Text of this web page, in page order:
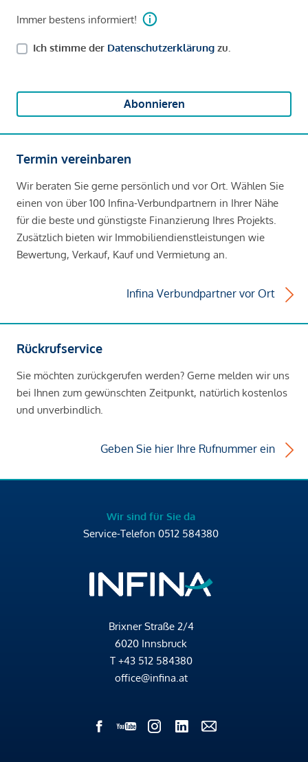
Immer bestens informiert!
Ich stimme der Datenschutzerklärung zu.
Abonnieren
Termin vereinbaren
Wir beraten Sie gerne persönlich und vor Ort. Wählen Sie
einen von über 100 Infina-Verbundpartnern in Ihrer Nähe
für die beste und günstigste Finanzierung Ihres Projekts.
Zusätzlich bieten wir Immobiliendienstleistungen wie
Bewertung, Verkauf, Kauf und Vermietung an.
Infina Verbundpartner vor Ort
Rückrufservice
Sie möchten zurückgerufen werden? Gerne melden wir uns
bei Ihnen zum gewünschten Zeitpunkt, natürlich kostenlos
und unverbindlich.
Geben Sie hier Ihre Rufnummer ein
Wir sind für Sie da
Service-Telefon 0512 584380
Brixner Straße 2/4
6020 Innsbruck
T +43 512 584380
office@infina.at